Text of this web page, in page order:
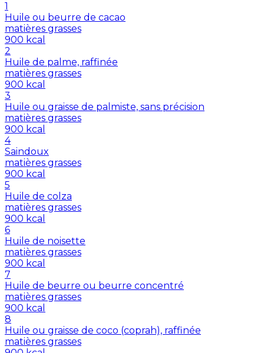
1
Huile ou beurre de cacao
matières grasses
900 kcal
2
Huile de palme, raffinée
matières grasses
900 kcal
3
Huile ou graisse de palmiste, sans précision
matières grasses
900 kcal
4
Saindoux
matières grasses
900 kcal
5
Huile de colza
matières grasses
900 kcal
6
Huile de noisette
matières grasses
900 kcal
7
Huile de beurre ou beurre concentré
matières grasses
900 kcal
8
Huile ou graisse de coco (coprah), raffinée
matières grasses